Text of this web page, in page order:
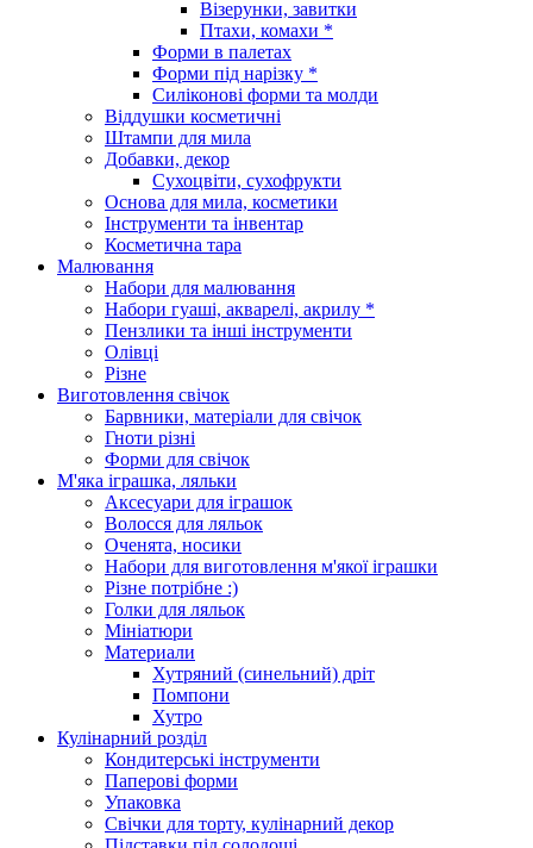
Візерунки, завитки
Птахи, комахи *
Форми в палетах
Форми під нарізку *
Силіконові форми та молди
Віддушки косметичні
Штампи для мила
Добавки, декор
Сухоцвіти, сухофрукти
Основа для мила, косметики
Інструменти та інвентар
Косметична тара
Малювання
Набори для малювання
Набори гуаші, акварелі, акрилу *
Пензлики та інші інструменти
Олівці
Різне
Виготовлення свічок
Барвники, матеріали для свічок
Гноти різні
Форми для свічок
М'яка іграшка, ляльки
Аксесуари для іграшок
Волосся для ляльок
Оченята, носики
Набори для виготовлення м'якої іграшки
Різне потрібне :)
Голки для ляльок
Мініатюри
Материали
Хутряний (синельний) дріт
Помпони
Хутро
Кулінарний розділ
Кондитерські інструменти
Паперові форми
Упаковка
Свічки для торту, кулінарний декор